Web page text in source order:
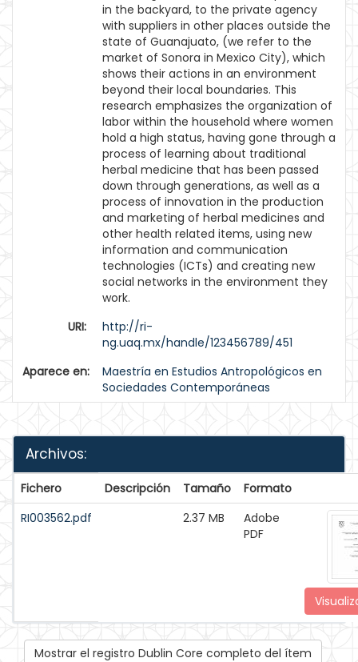
in the backyard, to the private agency
with suppliers in other places outside the
state of Guanajuato, (we refer to the
market of Sonora in Mexico City), which
shows their actions in an environment
beyond their local boundaries. This
research emphasizes the organization of
labor within the household where women
hold a high status, having gone through a
process of learning about traditional
herbal medicine that has been passed
down through generations, as well as a
process of innovation in the production
and marketing of herbal medicines and
other health related items, using new
information and communication
technologies (ICTs) and creating new
social networks in the environment they
work.
URI:
http://ri-
ng.uaq.mx/handle/123456789/451
Aparece en:
Maestría en Estudios Antropológicos en
Sociedades Contemporáneas
Archivos:
Fichero Descripción Tamaño
Formato
RI003562.pdf
2.37 MB
Adobe
PDF
Mostrar el registro Dublin Core completo del ítem